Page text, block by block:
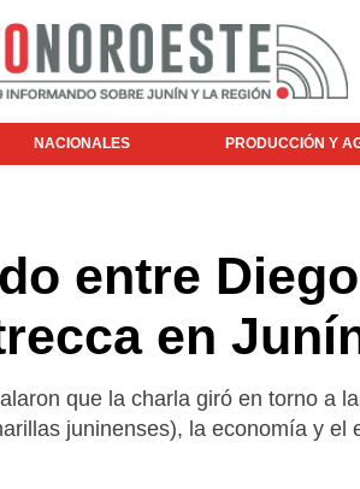
NACIONALES PRODUCCIÓN Y
entre Diego
en
que la charla giró en torno a
juninenses), la economía y el